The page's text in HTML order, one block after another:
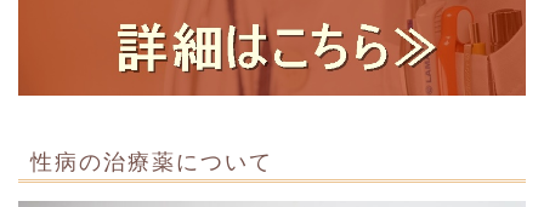
性病の治療薬について